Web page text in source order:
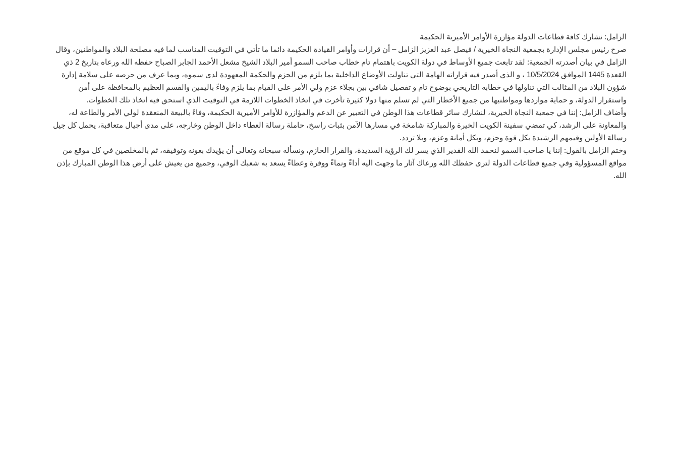
الزامل: نشارك كافة قطاعات الدولة مؤازرة الأوامر الأميرية الحكيمة
صرح رئيس مجلس الإدارة بجمعية النجاة الخيرية / فيصل عبد العزيز الزامل – أن قرارات وأوامر القيادة الحكيمة دائما ما تأتي في التوقيت المناسب لما فيه مصلحة البلاد والمواطنين، وقال
الزامل في بيان أصدرته الجمعية: لقد تابعت جميع الأوساط في دولة الكويت باهتمام تام خطاب صاحب السمو أمير البلاد الشيخ مشعل الأحمد الجابر الصباح حفظه الله ورعاه بتاريخ 2 ذي
القعدة 1445 الموافق 10/5/2024 ، و الذي أصدر فيه قراراته الهامة التي تناولت الأوضاع الداخلية بما يلزم من الحزم والحكمة المعهودة لدى سموه، وبما عرف من حرصه على سلامة إدارة
شؤون البلاد من المثالب التي تناولها في خطابه التاريخي بوضوح تام و تفصيل شافي بين بجلاء عزم ولي الأمر على القيام بما يلزم وفاءً باليمين والقسم العظيم بالمحافظة على أمن
واستقرار الدولة، و حماية مواردها ومواطنيها من جميع الأخطار التي لم تسلم منها دولا كثيرة تأخرت في اتخاذ الخطوات اللازمة في التوقيت الذي استحق فيه اتخاذ تلك الخطوات.
وأضاف الزامل: إننا في جمعية النجاة الخيرية، لنشارك سائر قطاعات هذا الوطن في التعبير عن الدعم والمؤازرة للأوامر الأميرية الحكيمة، وفاءً بالبيعة المنعقدة لولي الأمر والطاعة له،
والمعاونة على الرشد، كي تمضي سفينة الكويت الخيرة والمباركة شامخة في مسارها الآمن بثبات راسخ، حاملة رسالة العطاء داخل الوطن وخارجه، على مدى أجيال متعاقبة، يحمل كل جيل
رسالة الأولين وقيمهم الرشيدة بكل قوة وحزم، وبكل أمانة وعزم، وبلا تردد.
وختم الزامل بالقول: إننا يا صاحب السمو لنحمد الله القدير الذي يسر لك الرؤية السديدة، والقرار الحازم، ونسأله سبحانه وتعالى أن يؤيدك بعونه وتوفيقه، ثم بالمخلصين في كل موقع من
مواقع المسؤولية وفي جميع قطاعات الدولة لترى حفظك الله ورعاك آثار ما وجهت اليه أداءً ونماءً ووفرة وعطاءً يسعد به شعبك الوفي، وجميع من يعيش على أرض هذا الوطن المبارك بإذن
الله.